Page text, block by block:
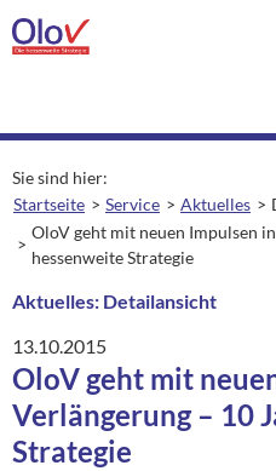
Zum Inhalt springen
Menü
Sie sind hier:
Startseite
Service Aktuelles
OloV geht mit neuen Impulsen
hessenweite Strategie
Aktuelles: Detailansicht
13.10.2015
OloV geht mit
Verlängerung – 10
Strategie